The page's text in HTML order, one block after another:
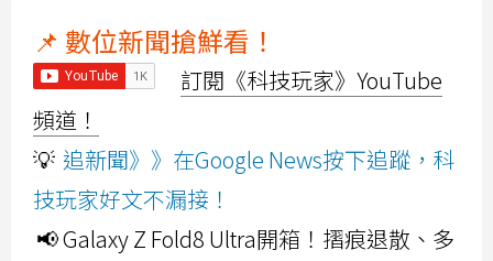
📌 數位新聞搶鮮看！
訂閱《科技玩家》YouTube
頻道！
💡 追新聞》》在Google News按下追蹤，科
技玩家好文不漏接！
📢 Galaxy Z Fold8 Ultra開箱！摺痕退散、多